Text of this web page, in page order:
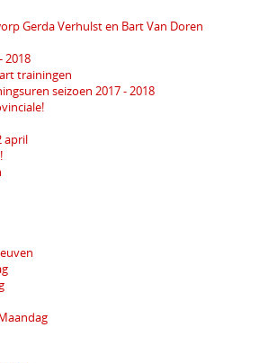
Gerda Verhulst en Bart Van Doren
2018
trainingen
seizoen 2017 - 2018
april